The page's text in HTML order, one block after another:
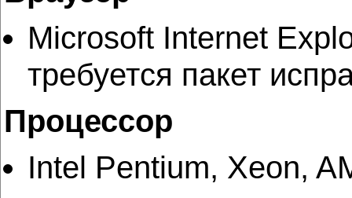
Microsoft Internet
требуется пакет
Процессор
Intel Pentium, Xeon,